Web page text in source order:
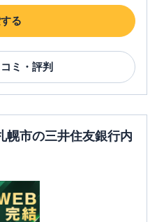
る
ミ・評判
幌市の三井住友銀行内